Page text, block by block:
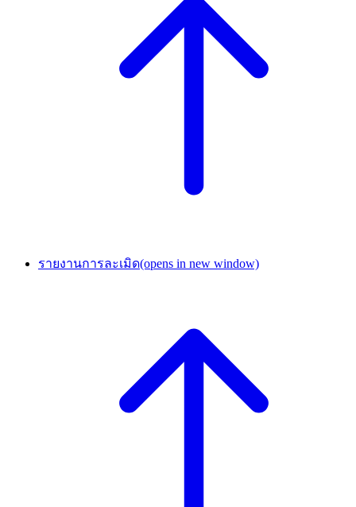
รายงานการละเมิด(opens in new window)